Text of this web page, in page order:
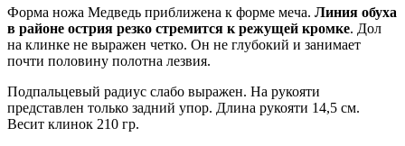
Форма ножа Медведь приближена к форме меча. Линия обуха
в районе острия резко стремится к режущей кромке. Дол
на клинке не выражен четко. Он не глубокий и занимает
почти половину полотна лезвия.
Подпальцевый радиус слабо выражен. На рукояти
представлен только задний упор. Длина рукояти 14,5 см.
Весит клинок 210 гр.